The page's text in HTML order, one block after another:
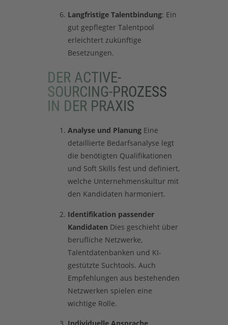
Langfristige Talentbindung: Ein
gut gepflegter Talentpool
erleichtert zukünftige
Besetzungen.
DER ACTIVE-
SOURCING-PROZESS
IN DER PRAXIS
Analyse und PlanungEine
detaillierte Bedarfsanalyse legt
die benötigten Qualifikationen
und Soft Skills fest und definiert,
welche Unternehmenskultur mit
den Kandidaten harmoniert.
Identifikation passender
Kandidaten Dies geschieht über
berufliche Netzwerke,
Talentdatenbanken und KI-
gestützte Suchtools. Auch
Empfehlungen aus bestehenden
Netzwerken spielen eine
wichtige Rolle.